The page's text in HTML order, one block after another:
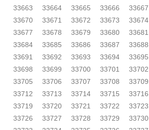
33663
33664 33665 33666 33667
33670
33671 33672 33673 33674
33677
33678 33679 33680 33681
33684
33685 33686 33687 33688
33691
33692 33693 33694 33695
33698
33699 33700 33701 33702
33705
33706 33707 33708 33709
33712
33713 33714 33715 33716
33719
33720 33721 33722 33723
33726
33727 33728 33729 33730